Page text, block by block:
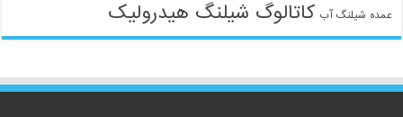
عمده شیلنگ آب کاتالوگ شیلنگ هیدرولیک